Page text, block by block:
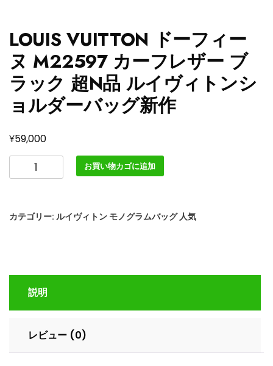
LOUIS VUITTON ドーフィー
ヌ M22597 カーフレザー ブ
ラック 超N品 ルイヴィトンシ
ョルダーバッグ新作
¥59,000
LOUIS
VUITTON
フ
M22597
ー
ザ
お買い物カゴに追加
カテゴリー: ルイヴィトン モノグラムバッグ 人気
説明
レビュー (0)